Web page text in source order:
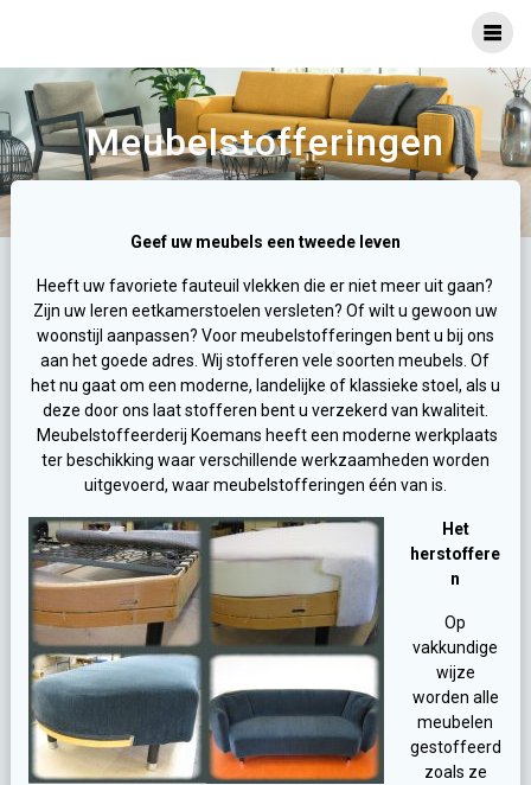
Meubelstofferingen
Geef uw meubels een tweede leven
Heeft uw favoriete fauteuil vlekken die er niet meer uit gaan?
Zijn uw leren eetkamerstoelen versleten? Of wilt u gewoon uw
woonstijl aanpassen? Voor meubelstofferingen bent u bij ons
aan het goede adres. Wij stofferen vele soorten meubels. Of
het nu gaat om een moderne, landelijke of klassieke stoel, als u
deze door ons laat stofferen bent u verzekerd van kwaliteit.
Meubelstoffeerderij Koemans heeft een moderne werkplaats
ter beschikking waar verschillende werkzaamheden worden
uitgevoerd, waar meubelstofferingen één van is.
Het
herstoffere
n
Op
vakkundige
wijze
worden alle
meubelen
gestoffeerd
zoals ze